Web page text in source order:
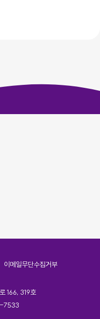
이메일무단수집거부
166, 319호
7533